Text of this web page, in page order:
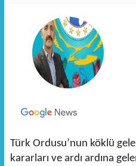
Türk Ordusu’nun köklü
kararları ve ardı ardına